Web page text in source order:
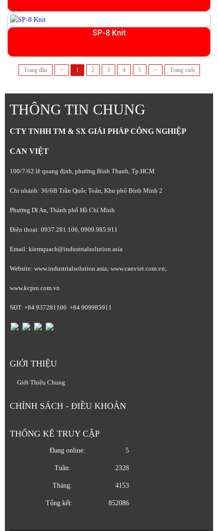
SP-8 Knit
Trang đầu < 1 2 3 4 5 > Trang cuối
THÔNG TIN CHUNG
CTY TNHH TM & SX GIẢI PHÁP CÔNG NGHIỆP
CAN VIỆT
100/7/62 lê quang định, phường Bình Thạnh, Tp.HCM
Chi nhánh: 36/6B Trần Quốc Toản, Khu phố Bình Minh 2
Phường Dĩ An, Thành phố Hồ Chí Minh
Điện thoại: 0937.281.106, 0909.985.911
Email: kiemquach@industrialsolution.asia
Website: www.industrialsolution.asia; www.canviet.com.vn;
www.kcpro.com.vn
SĐT: +84 937281106 +84 909985911
GIỚI THIỆU
Giới Thiệu Chung
CHÍNH SÁCH - ĐIỀU KHOẢN
THỐNG KÊ TRUY CẬP
Đang online: 5
Tuần: 2328
Tháng: 4153
Tổng kết: 852086